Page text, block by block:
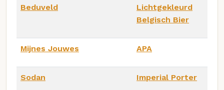
Beduveld
Lichtgekleurd
Belgisch Bier
Mijnes Jouwes APA
Sodan Imperial Porter